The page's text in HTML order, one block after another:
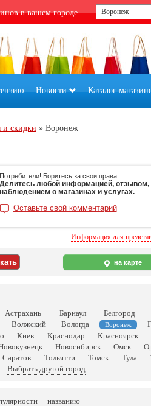
в вашем городе
Новости Каталог
скидки » Воронеж
Потребители! Боритесь за свои права.
Делитесь любой информацией, отзывом,
наблюдением о магазинах и услугах.
Оставьте свой комментарий
Информация для
на карте
Астрахань Барнаул Белгород
Волжский Вологда Воронеж
Киев Краснодар Красноярск
Новосибирск Омск
Саратов Тольятти Томск Тула
Выбрать другой город
названию